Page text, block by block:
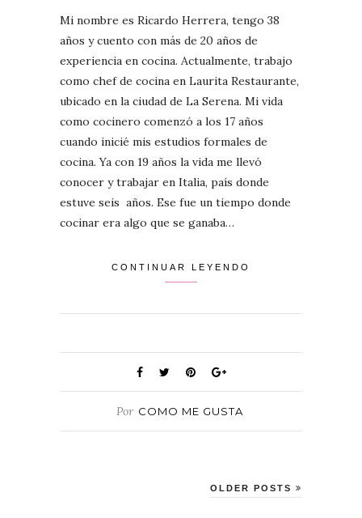
Mi nombre es Ricardo Herrera, tengo 38
años y cuento con más de 20 años de
experiencia en cocina. Actualmente, trabajo
como chef de cocina en Laurita Restaurante,
ubicado en la ciudad de La Serena. Mi vida
como cocinero comenzó a los 17 años
cuando inicié mis estudios formales de
cocina. Ya con 19 años la vida me llevó
conocer y trabajar en Italia, país donde
estuve seis años. Ese fue un tiempo donde
cocinar era algo que se ganaba…
CONTINUAR LEYENDO
Por COMO ME GUSTA
OLDER POSTS